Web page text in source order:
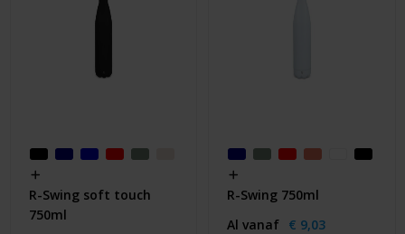
R-Swing soft touch
750ml
R-Swing 750ml
Al vanaf € 9,03